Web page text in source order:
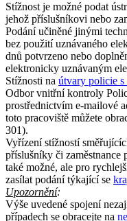
Stížnost je možné podat
jehož příslušníkovi nebo
Podání učiněné jinými
bez použití uznávaného
dnů potvrzeno nebo
elektronicky uznávaným
Stížnosti na útvary policie s
Odbor vnitřní kontroly
prostřednictvím e-mailové
toto pracoviště můžete
301).
Vyřízení stížností
příslušníky či zaměstnance
také možné, ale pro
zasílat podání týkající se
Upozornění:
Výše uvedené spojení
případech se obracejte na